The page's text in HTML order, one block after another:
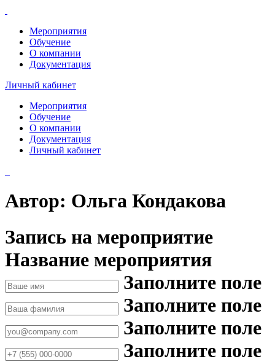
Мероприятия
Обучение
О компании
Документация
Личный кабинет
Мероприятия
Обучение
О компании
Документация
Личный кабинет
Автор: Ольга Кондакова
Запись на мероприятие
Название мероприятия
Заполните поле
Заполните поле
Заполните поле
Заполните поле